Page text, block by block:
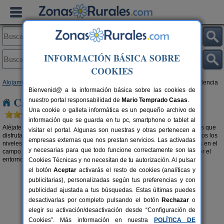
Alojamientos > Valencia
Casas rurales en el campo en Valencia
Aléjate de la la polución y del mundanal ruido y relájate con los beneficios que
disfrutar de una
te proporciona a todos los
niveles. Desconecta del día a día y opta por alojamientos rurales aislados en el
campo o
casas rurales en la montaña en Valenciay haz una excursión por el
entorno. El aire puro tiene muchos más beneficios de los que imaginas.
INFORMACIÓN BÁSICA SOBRE
COOKIES
Bienvenid@ a la información básica sobre las cookies de
nuestro portal responsabilidad de Mario Temprado Casas.
Una cookie o galleta informática es un pequeño archivo de
información que se guarda en tu pc, smartphone o tablet al
visitar el portal. Algunas son nuestras y otras pertenecen a
empresas externas que nos prestan servicios. Las activadas
y necesarias para que todo funcione correctamente son las
Cookies Técnicas y no necesitan de tu autorización. Al pulsar
el botónAceptar activarás el resto de cookies (analíticas y
publicitarias), personalizadas según tus preferencias y con
publicidad ajustada a tus búsquedas. Estas últimas puedes
desactivarlas por completo pulsando el botón Rechazar o
elegir su activación/desactivación desde “Configuración de
Cookies”. Más información en nuestra
POLÍTICA DE